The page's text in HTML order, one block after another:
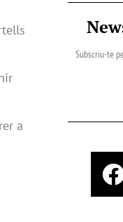
a
Subscriu-te